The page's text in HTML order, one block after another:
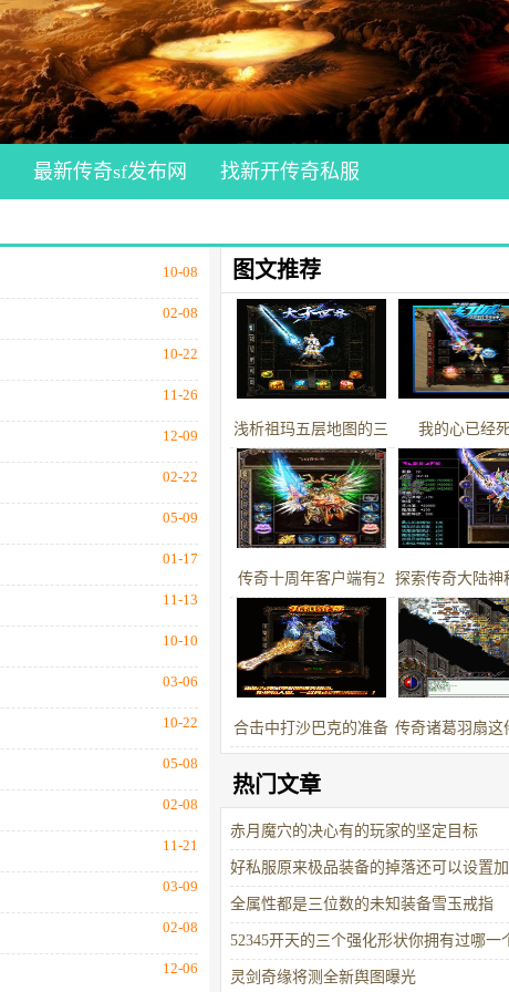
最新传奇sf发布网 找新开传奇私服
10-08
02-08
10-22
11-26
12-09
02-22
05-09
01-17
11-13
10-10
03-06
10-22
05-08
02-08
11-21
03-09
02-08
12-06
图文推荐
浅析祖玛五层地图的三
大特色
我的心已经
传奇十周年客户端有2
根
探索传奇大陆神
地图的冒险
合击中打沙巴克的准备 传奇诸葛羽扇这
热门文章
赤月魔穴的决心有的玩家的坚定目标
好私服原来极品装备的掉落还可以设置
全属性都是三位数的未知装备雪玉戒指
52345开天的三个强化形状你拥有过哪一
灵剑奇缘将测全新舆图曝光